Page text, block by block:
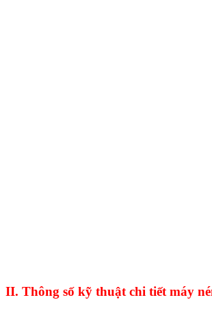
II. Thông số kỹ thuật chi tiết máy